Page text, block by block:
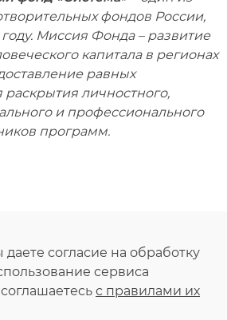
фондов России,
Миссия Фонда – развитие
капитала в регионах
равных
личностного,
и профессионального
программ.
даете согласие на обработку
сервиса
с правилами их